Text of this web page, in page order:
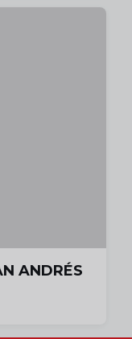
ANDRÉS